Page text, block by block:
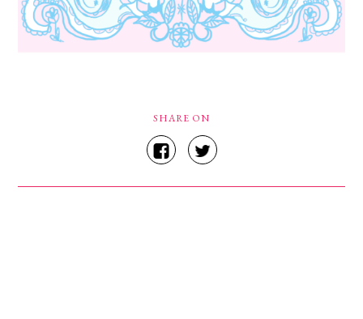
SHARE ON